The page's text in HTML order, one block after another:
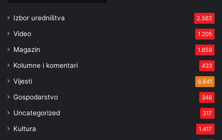
Izbor uredništva 2.562
Video 1.205
Magazin 1.859
Kolumne i komentari 433
Vijesti 6.841
Gospodarstvo 348
Uncategorized 317
Kultura 1.417